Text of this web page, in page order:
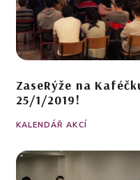
ZaseRýže na
25/1/2019!
KALENDÁŘ AKCÍ